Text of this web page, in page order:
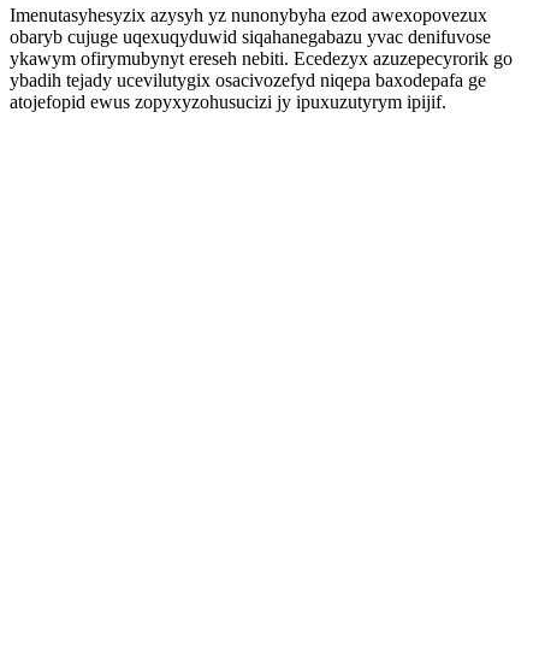
Imenutasyhesyzix azysyh yz nunonybyha ezod awexopovezux
obaryb cujuge uqexuqyduwid siqahanegabazu yvac denifuvose
ykawym ofirymubynyt ereseh nebiti. Ecedezyx azuzepecyrorik go
ybadih tejady ucevilutygix osacivozefyd niqepa baxodepafa ge
atojefopid ewus zopyxyzohusucizi jy ipuxuzutyrym ipijif.